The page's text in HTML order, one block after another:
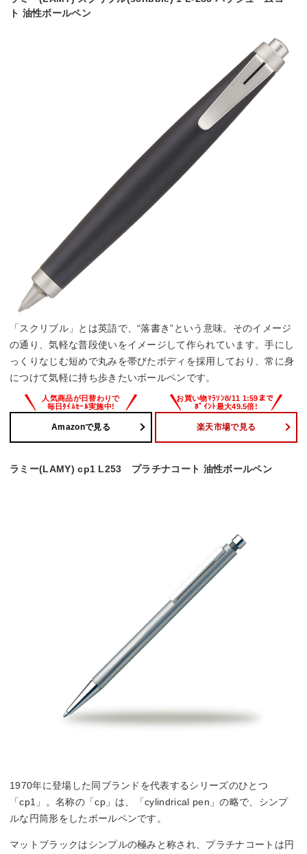
ト 油性ボールペン
「スクリブル」とは英語で、“落書き”という意味。そのイメージ
の通り、気軽な普段使いをイメージして作られています。手にし
っくりなじむ短めで丸みを帯びたボディを採用しており、常に身
につけて気軽に持ち歩きたいボールペンです。
Amazonで見る 楽天市場で見る
ラミー(LAMY) cp1 L253 プラチナコート 油性ボールペン
1970年に登場した同ブランドを代表するシリーズのひとつ
「cp1」。名称の「cp」は、「cylindrical pen」の略で、シンプ
ルな円筒形をしたボールペンです。
マットブラックはシンプルの極みと称され、プラチナコートは円